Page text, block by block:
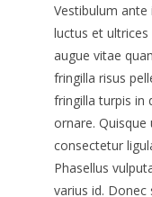
Vestibulum
luctus et ultrices
augue vitae
fringilla risus
fringilla turpis in
ornare. Quisque
consectetur
Phasellus
varius id.